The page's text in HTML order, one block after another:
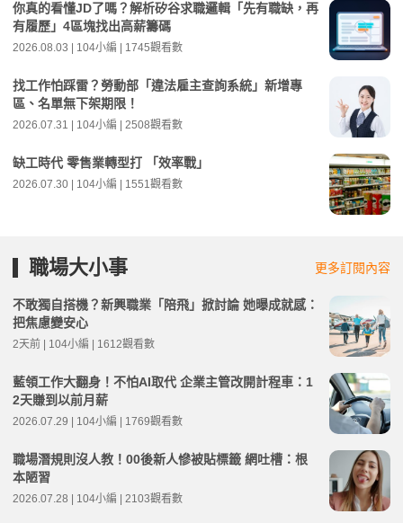
你真的看懂JD了嗎？解析矽谷求職邏輯「先有職缺，再
有履歷」4區塊找出高薪籌碼
2026.08.03 | 104小編 | 1745觀看數
找工作怕踩雷？勞動部「違法雇主查詢系統」新增專
區、名單無下架期限！
2026.07.31 | 104小編 | 2508觀看數
缺工時代 零售業轉型打 「效率戰」
2026.07.30 | 104小編 | 1551觀看數
職場大小事 更多訂閱內容
不敢獨自搭機？新興職業「陪飛」掀討論 她曝成就感：
把焦慮變安心
2天前 | 104小編 | 1612觀看數
藍領工作大翻身！不怕AI取代 企業主管改開計程車：1
2天賺到以前月薪
2026.07.29 | 104小編 | 1769觀看數
職場潛規則沒人教！00後新人慘被貼標籤 網吐槽：根
本陋習
2026.07.28 | 104小編 | 2103觀看數